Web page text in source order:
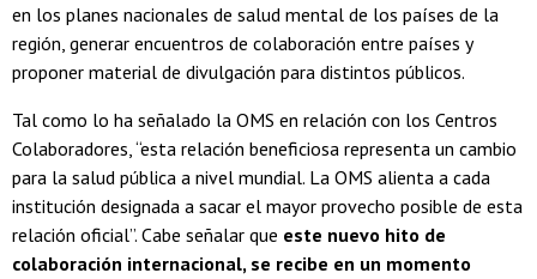
en los planes nacionales de salud mental de los países de la
región, generar encuentros de colaboración entre países y
proponer material de divulgación para distintos públicos.
Tal como lo ha señalado la OMS en relación con los Centros
Colaboradores, “esta relación beneficiosa representa un cambio
para la salud pública a nivel mundial. La OMS alienta a cada
institución designada a sacar el mayor provecho posible de esta
relación oficial”. Cabe señalar que este nuevo hito de
colaboración internacional, se recibe en un momento